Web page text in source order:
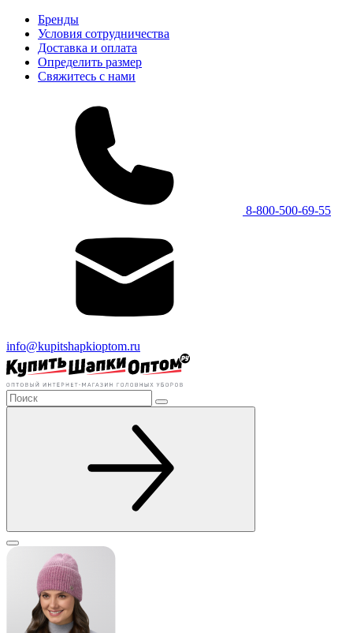
Бренды
Условия сотрудничества
Доставка и оплата
Определить размер
Свяжитесь с нами
8-800-500-69-55
info@kupitshapkioptom.ru